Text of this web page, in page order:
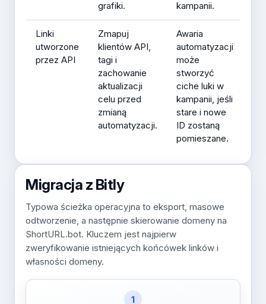
grafiki.
kampanii.
Linki
utworzone
przez API
Zmapuj
klientów API,
tagi i
zachowanie
aktualizacji
celu przed
zmianą
automatyzacji.
Awaria
automatyzacji
może
stworzyć
ciche luki w
kampanii, jeśli
stare i nowe
ID zostaną
pomieszane.
Migracja z Bitly
Typowa ścieżka operacyjna to eksport, masowe
odtworzenie, a następnie skierowanie domeny na
ShortURL.bot. Kluczem jest najpierw
zweryfikowanie istniejących końcówek linków i
własności domeny.
1